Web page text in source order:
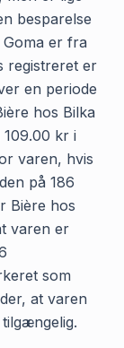
besparelse
er fra
registreret er
en periode
hos Bilka
kr i
varen, hvis
på 186
Bière hos
varen er
som
at varen